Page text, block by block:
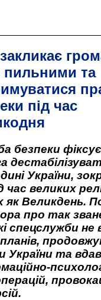
пильними та
під час
безпеки
України,
час великих
як Великдень.
про так
спецслужби не
планів,
України та